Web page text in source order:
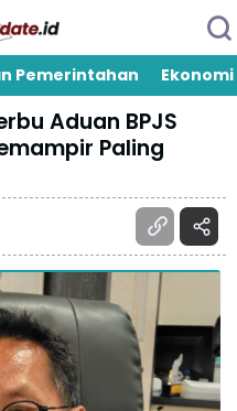
Pemerintahan Ekonomi
Aduan BPJS
Paling